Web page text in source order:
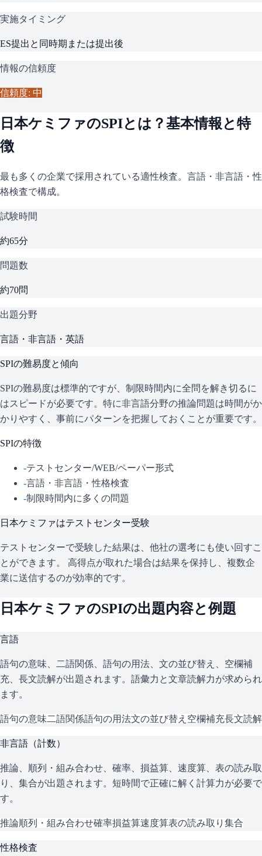
実施タイミング
ES提出と同時期または提出後
情報の信頼度
信頼度: 中
日本ケミファのSPIとは？基本情報と特
徴
最も多くの企業で採用されている適性検査。言語・非言語・性
格検査で構成。
試験時間
約65分
問題数
約70問
出題分野
言語・非言語・英語
SPIの難易度と傾向
SPIの難易度は標準的ですが、制限時間内に全問を解き切るに
はスピードが必要です。特に非言語分野の推論問題は時間がか
かりやすく、事前にパターンを把握しておくことが重要です。
SPIの特徴
-テストセンター/WEB/ペーパー形式
-言語・非言語・性格検査
-制限時間内に多くの問題
日本ケミファはテストセンター受験
テストセンターで受験した結果は、他社の選考にも使い回すこ
とができます。 高得点が取れた場合は結果を保持し、複数企
業に送信するのが効率的です。
日本ケミファのSPIの出題内容と例題
言語
語句の意味、二語関係、語句の用法、文の並び替え、空欄補
充、長文読解が出題されます。語彙力と文章読解力が求められ
ます。
語句の意味二語関係語句の用法文の並び替え 空欄補充長文読解
非言語（計数）
推論、順列・組み合わせ、確率、損益算、速度算、表の読み取
り、集合が出題されます。短時間で正確に解く計算力が必要で
す。
推論順列・組み合わせ確率損益算速度算表の読み取り 集合
性格検査